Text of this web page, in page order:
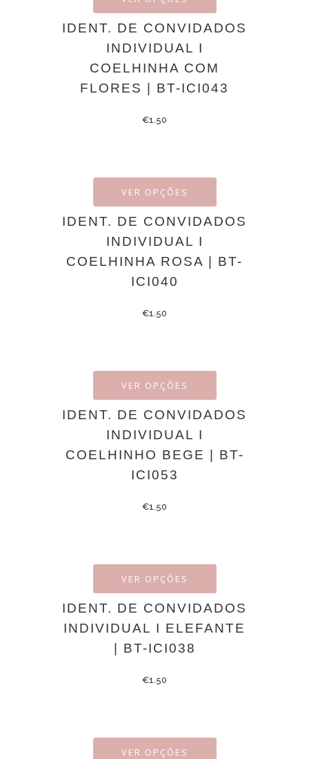
IDENT. DE CONVIDADOS
INDIVIDUAL I
COELHINHA COM
FLORES | BT-ICI043
€1.50
VER OPÇÕES
IDENT. DE CONVIDADOS
INDIVIDUAL I
COELHINHA ROSA | BT-
ICI040
€1.50
VER OPÇÕES
IDENT. DE CONVIDADOS
INDIVIDUAL I
COELHINHO BEGE | BT-
ICI053
€1.50
VER OPÇÕES
IDENT. DE CONVIDADOS
INDIVIDUAL I ELEFANTE
| BT-ICI038
€1.50
VER OPÇÕES